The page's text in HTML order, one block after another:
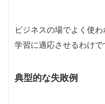
ビジネスの場でよく使
学習に適応させるわけで
典型的な失敗例